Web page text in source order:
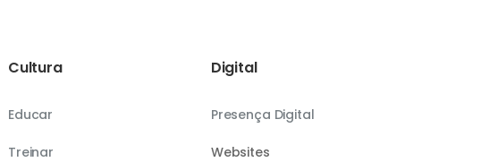
Cultura
Educar
Treinar
Digital
Presença Digital
Websites